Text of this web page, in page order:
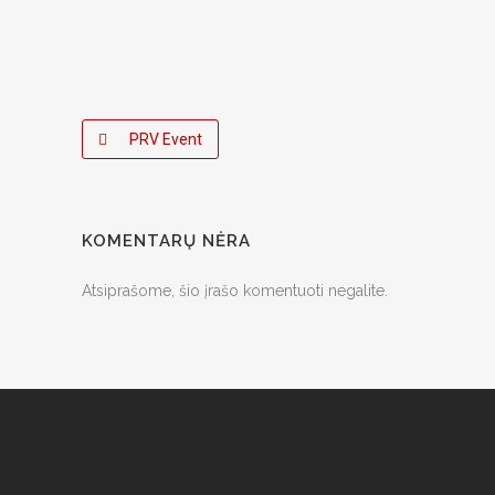
PRV Event
KOMENTARŲ NĖRA
Atsiprašome, šio įrašo komentuoti negalite.